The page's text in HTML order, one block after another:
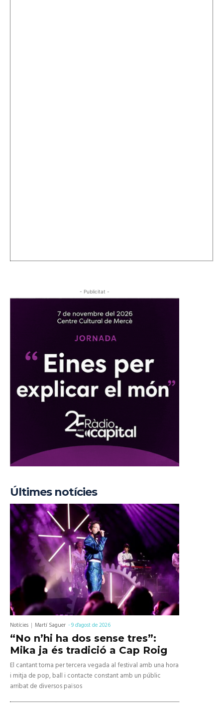
- Publicitat -
Últimes notícies
Notícies Martí Saguer -9 d'agost de 2026
“No n’hi ha dos sense tres”:
Mika ja és tradició a Cap Roig
El cantant torna per tercera vegada al festival amb una hora
i mitja de pop, ball i contacte constant amb un públic
arribat de diversos països